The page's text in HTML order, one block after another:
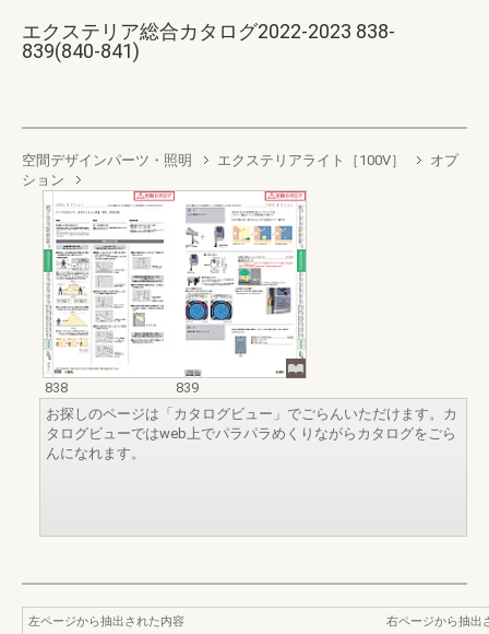
エクステリア総合カタログ2022-2023 838-
839(840-841)
空間デザインパーツ・照明 エクステリアライト［100V］
オプ
ション
838
839
お探しのページは「カタログビュー」でごらんいただけます。カ
タログビューではweb上でパラパラめくりながらカタログをごら
んになれます。
左ページから抽出された内容
右ページから抽出